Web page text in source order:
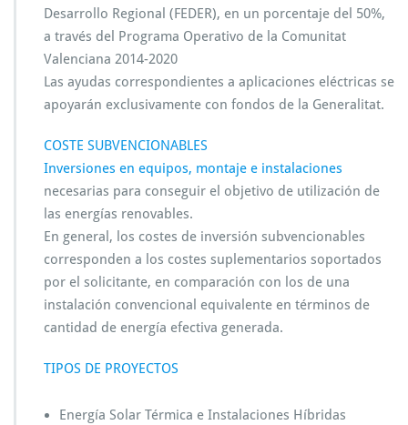
Desarrollo Regional (FEDER), en un porcentaje del 50%,
a través del Programa Operativo de la Comunitat
Valenciana 2014-2020
Las ayudas correspondientes a aplicaciones eléctricas se
apoyarán exclusivamente con fondos de la Generalitat.
COSTE SUBVENCIONABLES
Inversiones en equipos, montaje e instalaciones
necesarias para conseguir el objetivo de utilización de
las energías renovables.
En general, los costes de inversión subvencionables
corresponden a los costes suplementarios soportados
por el solicitante, en comparación con los de una
instalación convencional equivalente en términos de
cantidad de energía efectiva generada.
TIPOS DE PROYECTOS
Energía Solar Térmica e Instalaciones Híbridas